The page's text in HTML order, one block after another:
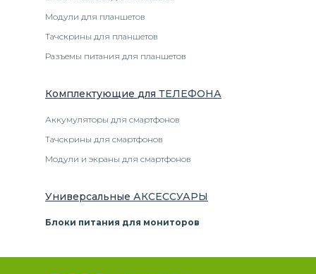
Модули для планшетов
Тачскрины для планшетов
Разъемы питания для планшетов
Комплектующие для ТЕЛЕФОНА
Аккумуляторы для смартфонов
Тачскрины для смартфонов
Модули и экраны для смартфонов
Универсальные АКСЕССУАРЫ
Блоки питания для мониторов